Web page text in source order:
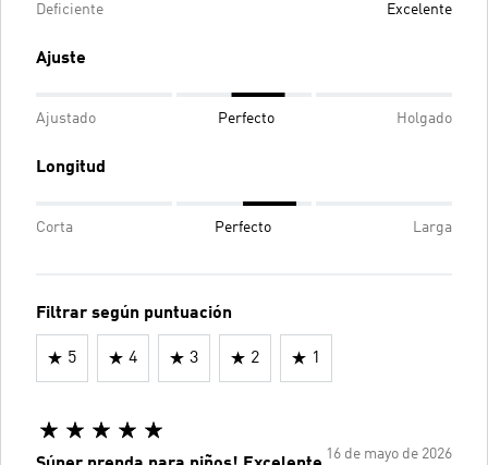
Deficiente Excelente
Ajuste
Ajustado Perfecto Holgado
Longitud
Corta Perfecto Larga
Filtrar según puntuación
5 4 3 2 1
16 de mayo de 2026